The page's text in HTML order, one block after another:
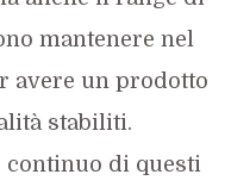
mantenere nel
avere un prodotto
stabiliti.
di questi